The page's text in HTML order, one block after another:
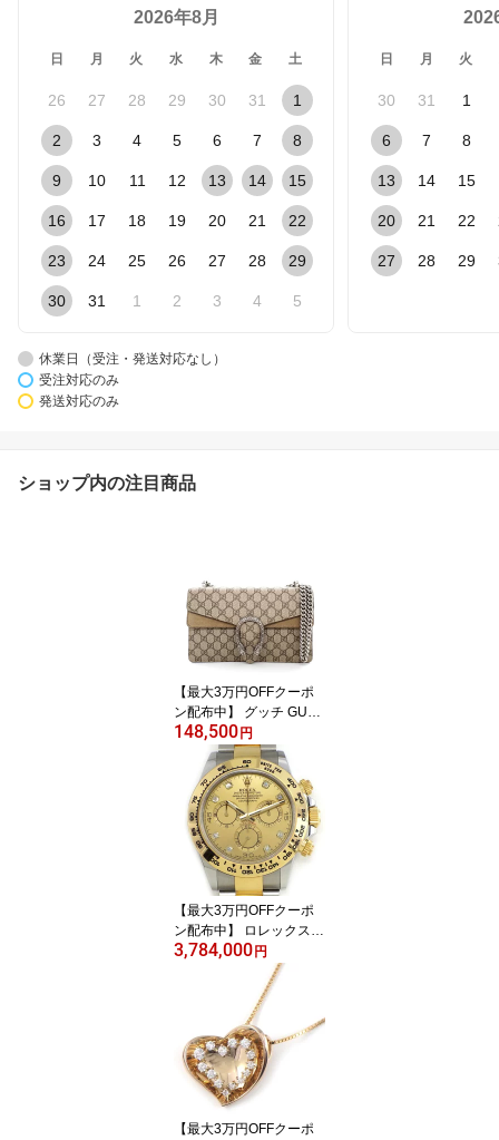
2026年8月
日 月 火 水 木 金 土
26 27 28 29 30 31 1
2 3 4 5 6 7 8
9 10 11 12 13 14 15
16 17 18 19 20 21 22
23 24 25 26 27 28 29
30 31 1 2 3 4 5
日 月 火
30 31 1
6 7 8
13 14 15
20 21 22
27 28 29
休業日（受注・発送対応なし）
受注対応のみ
発送対応のみ
ショップ内の注目商品
【最大3万円OFFクーポ
ン配布中】 グッチ GUC
CI ショルダーバッグ デ
ィオニュソス 400249 K
HNRN 8642 ベージュ G
Gスプリームキャンバス
シルバー金具 【中古】
148,500 円
【最大3万円OFFクーポ
ン配布中】 ロレックス R
olex 腕時計 コスモグラ
フ デイトナ 116503G 8
ポイント ダイヤインデッ
クス シャンパンゴールド
文字盤 ルーレット刻印
クロノグラフ タキメータ
ー スモールセコンド K18
YG SS 自動巻き 【箱・
保付き】 【中古】
3,784,000 円
【最大3万円OFFクーポ